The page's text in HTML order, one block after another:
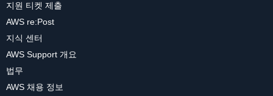
지원 티켓 제출
AWS re:Post
지식 센터
AWS Support 개요
법무
AWS 채용 정보